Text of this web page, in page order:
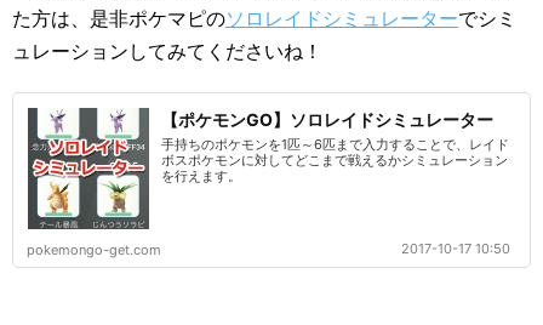
た方は、是非ポケマピのソロレイドシミュレーターでシミ
ュレーションしてみてくださいね！
【ポケモンGO】ソロレイドシミュレーター
手持ちのポケモンを1匹～6匹まで入力することで、レイド
ボスポケモンに対してどこまで戦えるかシミュレーション
を行えます。
pokemongo-get.com 2017-10-17 10:50